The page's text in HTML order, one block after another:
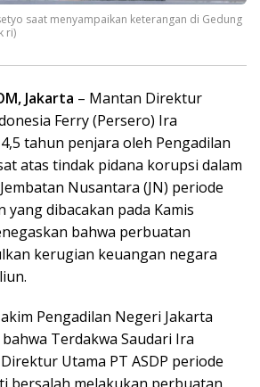
saat menyampaikan keterangan di Gedung
ri)
Jakarta – Mantan Direktur
Ferry (Persero) Ira
tahun penjara oleh Pengadilan
atas tindak pidana korupsi dalam
Nusantara (JN) periode
yang dibacakan pada Kamis
bahwa perbuatan
kerugian keuangan negara
Pengadilan Negeri Jakarta
Terdakwa Saudari Ira
Utama PT ASDP periode